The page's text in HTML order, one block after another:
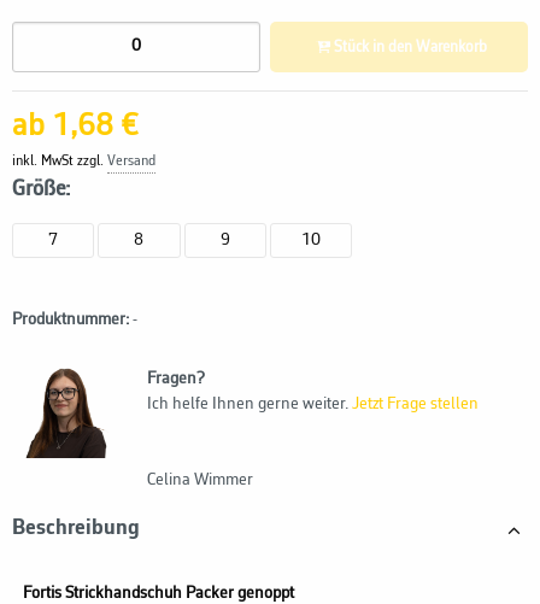
ab 1,68 €
inkl. MwSt zzgl. Versand
Größe:
7 8 9 10
Stück in den Warenkorb
Produktnummer: -
Fragen?
Ich helfe Ihnen gerne weiter. Jetzt Frage stellen
Celina Wimmer
Beschreibung
Fortis Strickhandschuh Packer genoppt